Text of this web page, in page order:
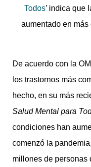
Todos’ indica que
aumentado en
De acuerdo con la
los trastornos más
hecho, en su más
Salud Mental para
condiciones han
comenzó la
millones de personas